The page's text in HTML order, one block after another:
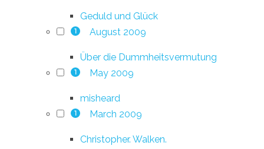
Geduld und Glück
1 August 2009
Über die Dummheitsvermutung
1 May 2009
misheard
1 March 2009
Christopher. Walken.